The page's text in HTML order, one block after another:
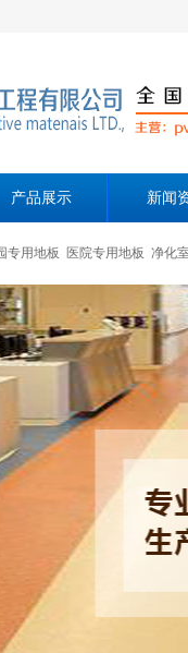
产品展示 新闻
专用地板 医院专用地板 净化